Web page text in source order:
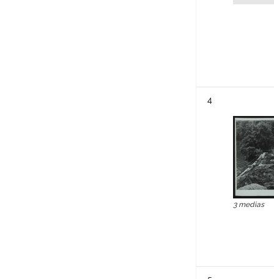
4
3 medias